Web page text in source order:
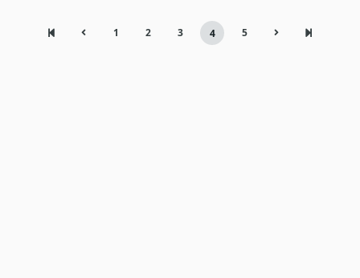
1 2 3 4 5